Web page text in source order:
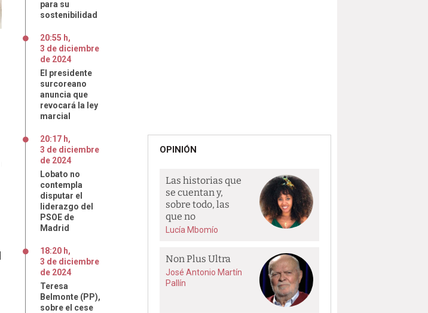
para su
sostenibilidad
20:55 h,
3 de diciembre
de 2024
El presidente
surcoreano
anuncia que
revocará la ley
marcial
20:17 h,
3 de diciembre
de 2024
Lobato no
contempla
disputar el
liderazgo del
PSOE de
Madrid
18:20 h,
3 de diciembre
de 2024
Teresa
Belmonte (PP),
sobre el cese
OPINIÓN
Las historias que
se cuentan y,
sobre todo, las
que no
Lucía Mbomío
Non Plus Ultra
José Antonio Martín
Pallín